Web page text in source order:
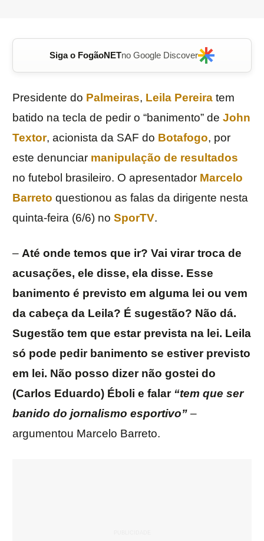
Siga o FogãoNETno Google Discover
Presidente do Palmeiras, Leila Pereira tem
batido na tecla de pedir o “banimento” de John
Textor, acionista da SAF do Botafogo, por
este denunciar manipulação de resultados
no futebol brasileiro. O apresentador Marcelo
Barreto questionou as falas da dirigente nesta
quinta-feira (6/6) no SporTV.
– Até onde temos que ir? Vai virar troca de
acusações, ele disse, ela disse. Esse
banimento é previsto em alguma lei ou vem
da cabeça da Leila? É sugestão? Não dá.
Sugestão tem que estar prevista na lei. Leila
só pode pedir banimento se estiver previsto
em lei. Não posso dizer não gostei do
(Carlos Eduardo) Éboli e falar “tem que ser
banido do jornalismo esportivo” –
argumentou Marcelo Barreto.